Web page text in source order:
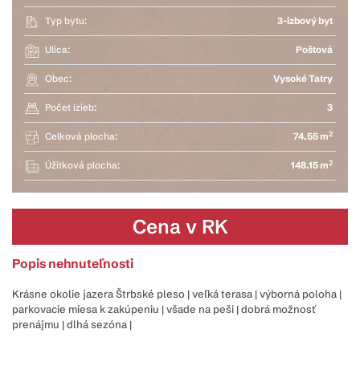
Typ bytu: 3-izbový byt
Ulica: Poštová
Obec: Vysoké Tatry
Počet izieb: 3
Celková plocha: 74.55 m2
Úžitková plocha: 148.15 m2
Cena v RK
Popis nehnuteľnosti
Krásne okolie jazera Štrbské pleso | veľká terasa | výborná poloha |
parkovacie miesa k zakúpeniu | všade na peši | dobrá možnosť
prenájmu | dlhá sezóna |